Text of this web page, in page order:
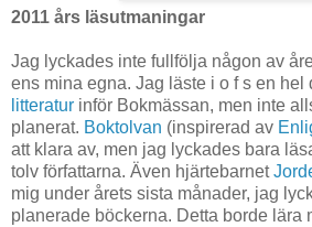
2011 års läsutmaningar
Jag lyckades inte fullfölja någon av
ens mina egna. Jag läste i o f s en hel
litteratur inför Bokmässan, men inte
planerat. Boktolvan (inspirerad av
att klara av, men jag lyckades bara
tolv författarna. Även hjärtebarnet
mig under årets sista månader, jag
planerade böckerna. Detta borde lära